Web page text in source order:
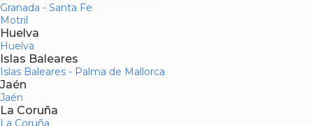
Granada - Santa Fe
Motril
Huelva
Huelva
Islas Baleares
Islas Baleares - Palma de Mallorca
Jaén
Jaén
La Coruña
La Coruña